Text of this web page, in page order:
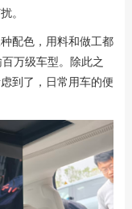
。
配色，用料和做工都
万级车型。除此之
到了，日常用车的便